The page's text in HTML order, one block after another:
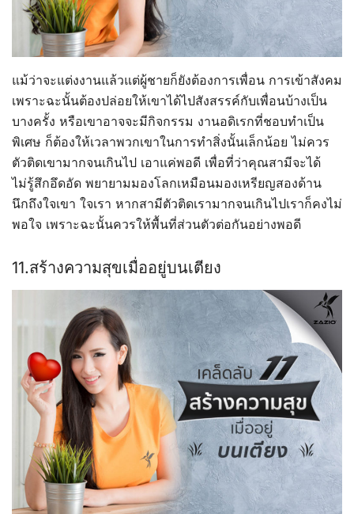
แม้ว่าจะแต่งงานแล้วแต่ผู้ชายก็ยังต้องการเพื่อน การเข้าสังคม
เพราะฉะนั้นต้องปล่อยให้เขาได้ไปสังสรรค์กับเพื่อนบ้างเป็น
บางครั้ง หรือเขาอาจจะมีกิจกรรม งานอดิเรกที่ชอบทำเป็น
พิเศษ ก็ต้องให้เวลาพวกเขาในการทำสิ่งนั้นเล็กน้อย ไม่ควร
ตัวติดเขามากจนเกินไป เอาแค่พอดี เพื่อที่ว่าคุณสามีจะได้
ไม่รู้สึกอึดอัด พยายามมองโลกเหมือนมองเหรียญสองด้าน
นึกถึงใจเขา ใจเรา หากสามีตัวติดเรามากจนเกินไปเราก็คงไม่
พอใจ เพราะฉะนั้นควรให้พื้นที่ส่วนตัวต่อกันอย่างพอดี
11.สร้างความสุขเมื่ออยู่บนเตียง